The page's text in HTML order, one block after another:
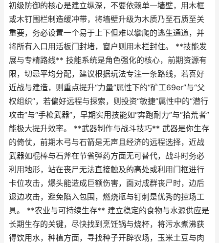
初级防御的核心是建立纵深，不要依赖单一墙壁，用木框
或木钉围栏制造缓冲带，将墙壁升级为木质乃至石质至关
重要，务必设置一个易于上下但难以攀爬的逃生通道，并
将所有入口用活板门封堵，窗户则用木栏封住。 **技能发
展与专精路线** 技能系统是角色强化的核心，前期资源有
限，切忌平均分配，建议根据玩法专注一条路线，若喜好
近战与建造，则重点提升“力量”属性下的“矿工69er”与“父
权组织”，若偏好远程与探索，则投资“敏捷”属性中的“潜行
攻击”与“手枪武器”，早期实用技能如“奔跑耐力”与“拾荒者”
能极大提升效率。 **武器制作与战斗技巧** 武器是你生存
的倚仗，前期木弓与石箭是无声且经济的远程选择，近战
武器如棍棒与石斧在节省弹药方面无可替代，战斗时务必
利用地形，站在丧尸无法直接触及的高处或利用门框进行
卡位攻击，爆头能造成巨额伤害，面对成群丧尸时，边后
退边攻击，避免陷入包围，燃烧瓶与钉刺是优秀的控场工
具。 **农业与可持续生存** 建立稳定的食物与水源供应是
长期生存的关键，尽快找到烹饪锅与烧杯，将污水煮沸获
得饮用水，种植方面，寻找种子开辟农场，玉米土豆与肉